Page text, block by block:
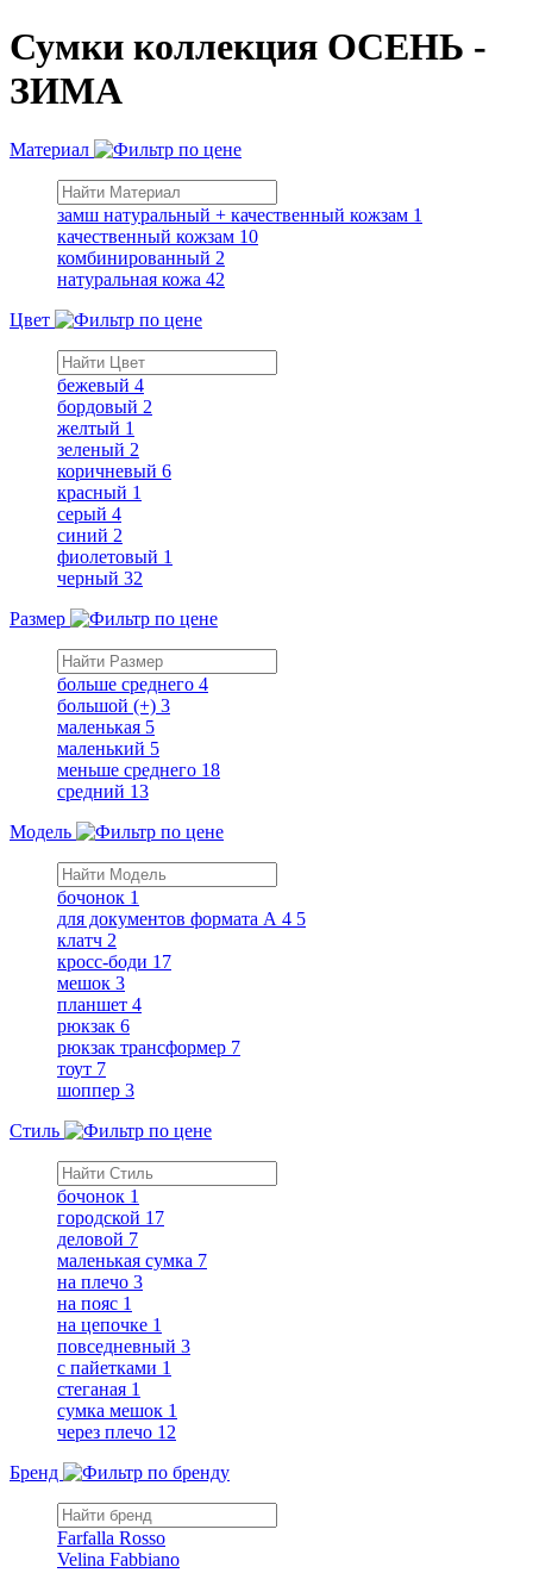
Сумки коллекция ОСЕНЬ -
ЗИМА
Материал
замш натуральный + качественный кожзам 1
качественный кожзам 10
комбинированный 2
натуральная кожа 42
Цвет
бежевый 4
бордовый 2
желтый 1
зеленый 2
коричневый 6
красный 1
серый 4
синий 2
фиолетовый 1
черный 32
Размер
больше среднего 4
большой (+) 3
маленькая 5
маленький 5
меньше среднего 18
средний 13
Модель
бочонок 1
для документов формата А 4 5
клатч 2
кросс-боди 17
мешок 3
планшет 4
рюкзак 6
рюкзак трансформер 7
тоут 7
шоппер 3
Стиль
бочонок 1
городской 17
деловой 7
маленькая сумка 7
на плечо 3
на пояс 1
на цепочке 1
повседневный 3
с пайетками 1
стеганая 1
сумка мешок 1
через плечо 12
Бренд
Farfalla Rosso
Velina Fabbiano